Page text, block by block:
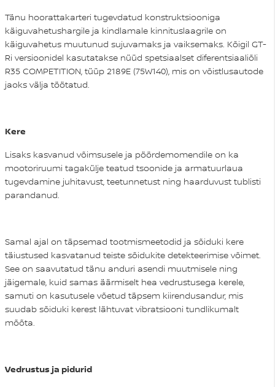
Tänu hoorattakarteri tugevdatud konstruktsiooniga
käiguvahetushargile ja kindlamale kinnituslaagrile on
käiguvahetus muutunud sujuvamaks ja vaiksemaks. Kõigil GT-
Ri versioonidel kasutatakse nüüd spetsiaalset diferentsiaaliõli
R35 COMPETITION, tüüp 2189E (75W140), mis on võistlusautode
jaoks välja töötatud.
Kere
Lisaks kasvanud võimsusele ja pöördemomendile on ka
mootoriruumi tagakülje teatud tsoonide ja armatuurlaua
tugevdamine juhitavust, teetunnetust ning haarduvust tublisti
parandanud.
Samal ajal on täpsemad tootmismeetodid ja sõiduki kere
täiustused kasvatanud teiste sõidukite detekteerimise võimet.
See on saavutatud tänu anduri asendi muutmisele ning
jäigemale, kuid samas äärmiselt hea vedrustusega kerele,
samuti on kasutusele võetud täpsem kiirendusandur, mis
suudab sõiduki kerest lähtuvat vibratsiooni tundlikumalt
mõõta.
Vedrustus ja pidurid